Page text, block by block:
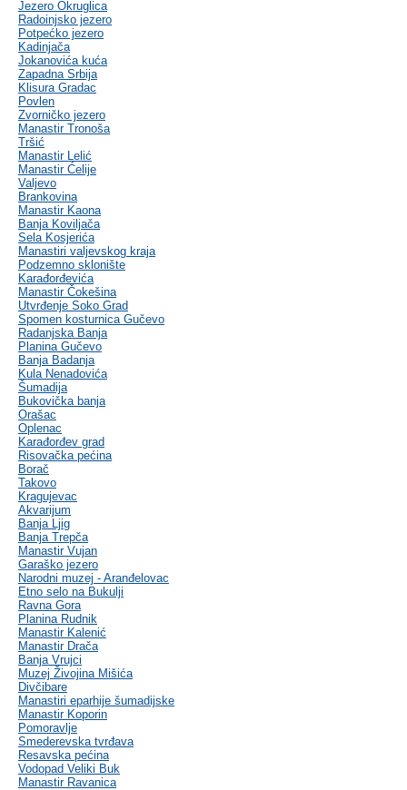
Jezero Okruglica
Radoinjsko jezero
Potpećko jezero
Kadinjača
Jokanovića kuća
Zapadna Srbija
Klisura Gradac
Povlen
Zvorničko jezero
Manastir Tronoša
Tršić
Manastir Lelić
Manastir Ćelije
Valjevo
Brankovina
Manastir Kaona
Banja Koviljača
Sela Kosjerića
Manastiri valjevskog kraja
Podzemno sklonište
Karađorđevića
Manastir Čokešina
Utvrđenje Soko Grad
Spomen kosturnica Gučevo
Radanjska Banja
Planina Gučevo
Banja Badanja
Kula Nenadovića
Šumadija
Bukovička banja
Orašac
Oplenac
Karađorđev grad
Risovačka pećina
Borač
Takovo
Kragujevac
Akvarijum
Banja Ljig
Banja Trepča
Manastir Vujan
Garaško jezero
Narodni muzej - Aranđelovac
Etno selo na Bukulji
Ravna Gora
Planina Rudnik
Manastir Kalenić
Manastir Drača
Banja Vrujci
Muzej Živojina Mišića
Divčibare
Manastiri eparhije šumadijske
Manastir Koporin
Pomoravlje
Smederevska tvrđava
Resavska pećina
Vodopad Veliki Buk
Manastir Ravanica